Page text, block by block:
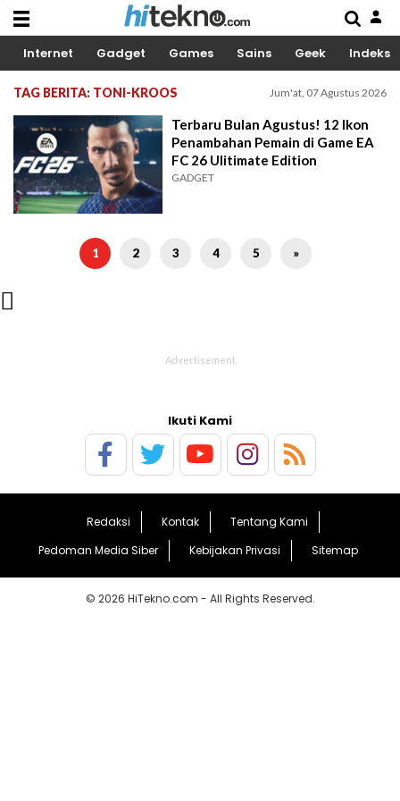
Internet Gadget Games Sains Geek Indeks
TAG BERITA: TONI-KROOS Jum'at, 07 Agustus 2026
Terbaru Bulan Agustus! 12 Ikon
Penambahan Pemain di Game EA
FC 26 Ulitimate Edition
GADGET
1 2 3 4 5 »

Ikuti Kami
Redaksi Kontak
Tentang Kami
Pedoman Media Siber
Kebijakan Privasi Sitemap
© 2026 HiTekno.com - All Rights Reserved.